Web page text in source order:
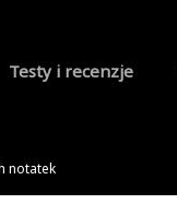
Testy i recenzje
notatek